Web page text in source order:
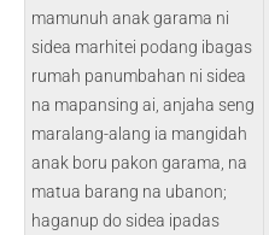
mamunuh anak garama ni
sidea marhitei podang ibagas
rumah panumbahan ni sidea
na mapansing ai, anjaha seng
maralang-alang ia mangidah
anak boru pakon garama, na
matua barang na ubanon;
haganup do sidea ipadas